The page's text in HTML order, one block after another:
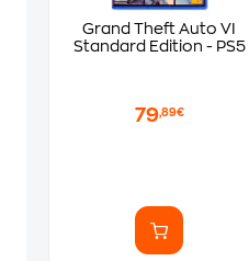
Grand Theft Auto VI
Standard Edition - PS5
79,89€